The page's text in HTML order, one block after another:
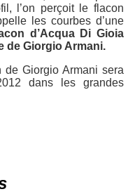
l’on perçoit le flacon
les courbes d’une
d’Acqua Di Gioia
de Giorgio Armani.
Giorgio Armani sera
dans les grandes